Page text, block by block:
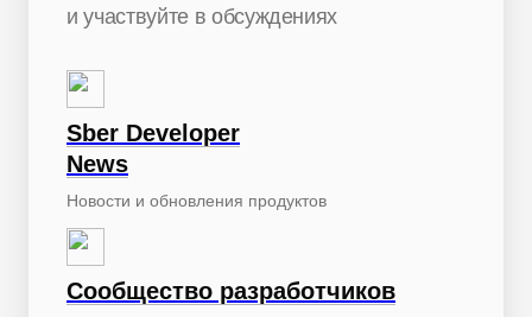
и участвуйте в обсуждениях
Sber Developer
News
Новости и обновления продуктов
Сообщество разработчиков